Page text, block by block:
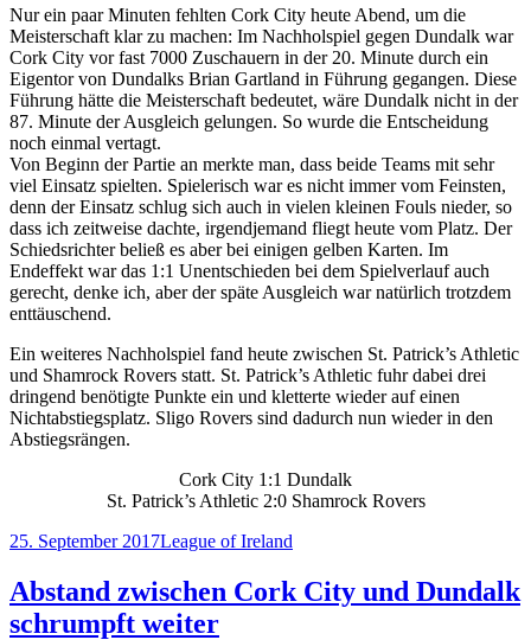
Nur ein paar Minuten fehlten Cork City heute Abend, um die
Meisterschaft klar zu machen: Im Nachholspiel gegen Dundalk war
Cork City vor fast 7000 Zuschauern in der 20. Minute durch ein
Eigentor von Dundalks Brian Gartland in Führung gegangen. Diese
Führung hätte die Meisterschaft bedeutet, wäre Dundalk nicht in der
87. Minute der Ausgleich gelungen. So wurde die Entscheidung
noch einmal vertagt.
Von Beginn der Partie an merkte man, dass beide Teams mit sehr
viel Einsatz spielten. Spielerisch war es nicht immer vom Feinsten,
denn der Einsatz schlug sich auch in vielen kleinen Fouls nieder, so
dass ich zeitweise dachte, irgendjemand fliegt heute vom Platz. Der
Schiedsrichter beließ es aber bei einigen gelben Karten. Im
Endeffekt war das 1:1 Unentschieden bei dem Spielverlauf auch
gerecht, denke ich, aber der späte Ausgleich war natürlich trotzdem
enttäuschend.
Ein weiteres Nachholspiel fand heute zwischen St. Patrick’s Athletic
und Shamrock Rovers statt. St. Patrick’s Athletic fuhr dabei drei
dringend benötigte Punkte ein und kletterte wieder auf einen
Nichtabstiegsplatz. Sligo Rovers sind dadurch nun wieder in den
Abstiegsrängen.
Cork City 1:1 Dundalk
St. Patrick’s Athletic 2:0 Shamrock Rovers
Veröffentlicht
25. September 2017Kategorien
League of Ireland
Abstand zwischen Cork City und Dundalk
schrumpft weiter